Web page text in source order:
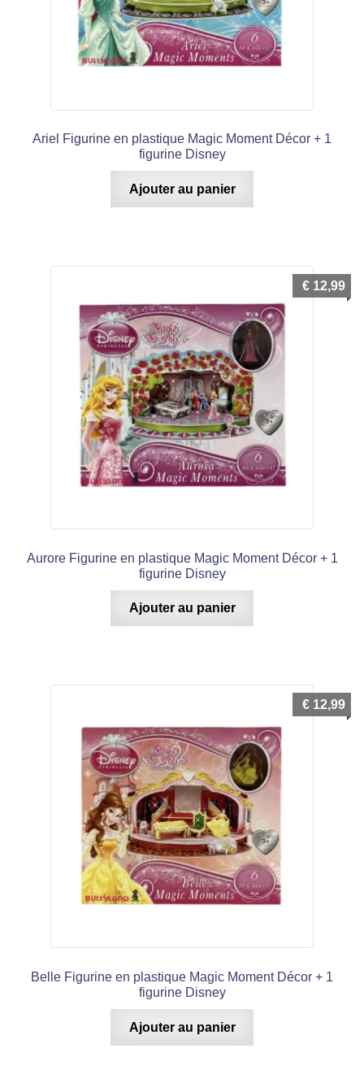
Ariel Figurine en plastique Magic Moment Décor + 1
figurine Disney
Ajouter au panier
Aurore Figurine en plastique Magic Moment Décor + 1
figurine Disney
€ 12,99
Ajouter au panier
Belle Figurine en plastique Magic Moment Décor + 1
figurine Disney
€ 12,99
Ajouter au panier